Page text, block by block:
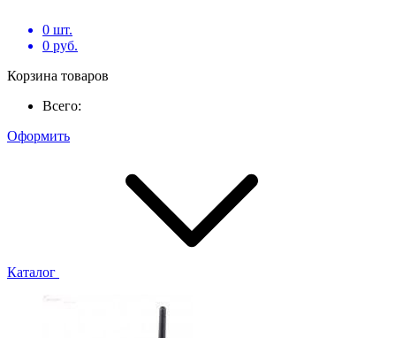
0 шт.
0 руб.
Корзина товаров
Всего:
Оформить
Каталог